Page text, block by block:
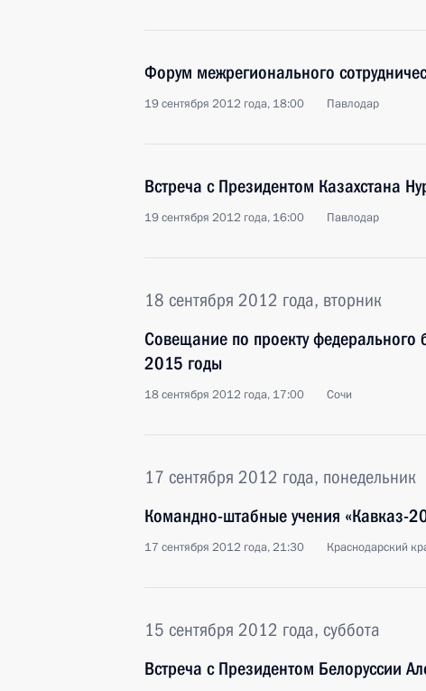
Форум межрегионального
19 сентября 2012 года, 18:00 Павлодар
Встреча с Президентом Казахстана
19 сентября 2012 года, 16:00 Павлодар
18 сентября 2012 года, вторник
Совещание по проекту
2015 годы
18 сентября 2012 года, 17:00 Сочи
17 сентября 2012 года, понедельник
Командно-штабные учения «Кавказ-
17 сентября 2012 года, 21:30 Краснодарский
15 сентября 2012 года, суббота
Встреча с Президентом Белоруссии